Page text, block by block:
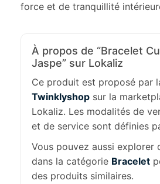
force et de tranquillité
À propos de “Bracelet
Jaspe” sur Lokaliz
Ce produit est proposé par
Twinklyshop sur la
Lokaliz. Les modalités de
et de service sont définies
Vous pouvez aussi explorer
dans la catégorie Bracelet
des produits similaires.